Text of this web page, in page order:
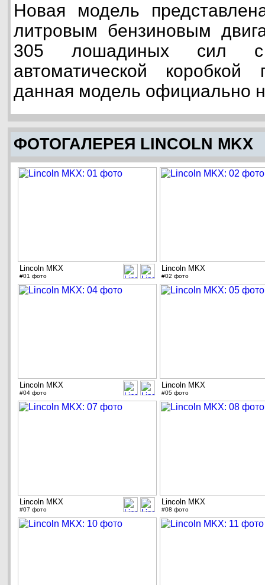
Новая модель
литровым бензиновым
305 лошадиных сил с
автоматической
данная модель официально
ФОТОГАЛЕРЕЯ LINCOLN MKX
Lincoln MKX
#01 фото
Lincoln MKX
#02 фото
Lincoln MKX
#04 фото
Lincoln MKX
#05 фото
Lincoln MKX
#07 фото
Lincoln MKX
#08 фото